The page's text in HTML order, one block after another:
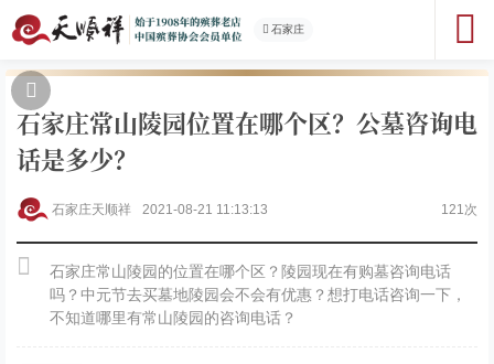
石家庄
石家庄常山陵园位置在哪个区？公墓咨询电
话是多少？
石家庄天顺祥 2021-08-21 11:13:13 121次
石家庄常山陵园的位置在哪个区？陵园现在有购墓咨询电话
吗？中元节去买墓地陵园会不会有优惠？想打电话咨询一下，
不知道哪里有常山陵园的咨询电话？